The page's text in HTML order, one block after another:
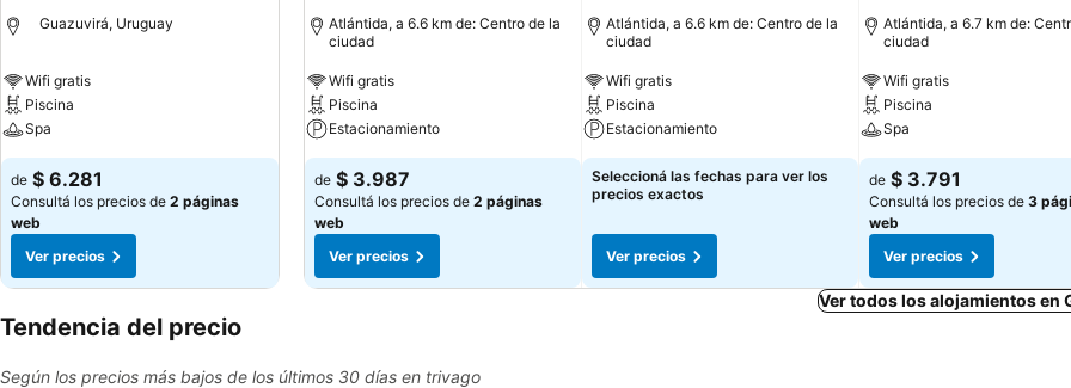
Guazuvirá, Uruguay
Wifi gratis
Piscina
Spa
de $ 6.281
Consultá los precios de 2 páginas
web
Ver precios
Atlántida, a 6.6 km de: Centro de la
ciudad
Wifi gratis
Piscina
Estacionamiento
de $ 3.987
Consultá los precios de 2 páginas
web
Ver precios
Atlántida, a 6.6 km de: Centro de la
ciudad
Wifi gratis
Piscina
Estacionamiento
Seleccioná las fechas para ver los
precios exactos
Ver precios
Atlántida, a 6.7 km de:
ciudad
Wifi gratis
Piscina
Spa
de $ 3.791
Consultá los precios de 3
web
Ver precios
Ver todos los alojamientos en
Tendencia del precio
Según los precios más bajos de los últimos 30 días en trivago